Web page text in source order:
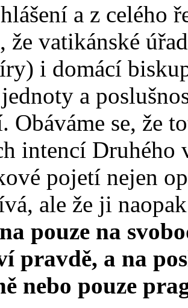
a z celého
že vatikánské
i domácí
a
Obáváme se, že
intencí
pojetí nejen
ale že ji
pouze na
pravdě, a na
nebo pouze